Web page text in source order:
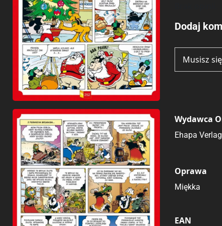
Wydawca
Ehapa Verlag
Oprawa
Miękka
EAN
Dodaj
Musisz się